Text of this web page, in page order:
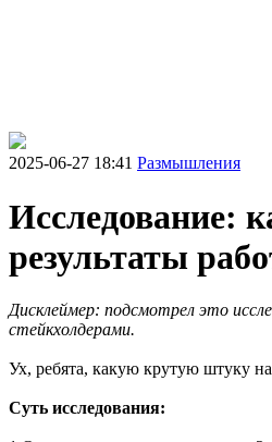
2025-06-27 18:41 Размышления
Исследование:
результаты
Дисклеймер: подсмотрел это
стейкхолдерами.
Ух, ребята, какую крутую штуку
Суть исследования: